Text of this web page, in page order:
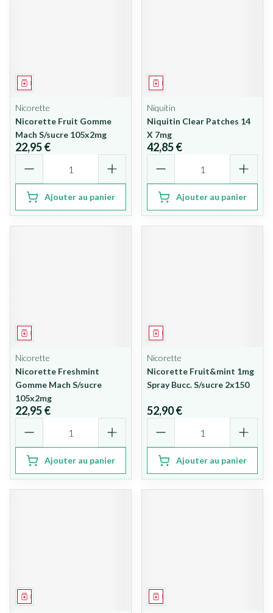
Médicament
Nicorette
Nicorette Fruit Gomme
Mach S/sucre 105x2mg
22,95 €
Ajouter au panier
Médicament
Niquitin
Niquitin Clear Patches 14
X 7mg
42,85 €
Ajouter au panier
Médicament
Nicorette
Nicorette Freshmint
Gomme Mach S/sucre
105x2mg
22,95 €
Ajouter au panier
Médicament
Nicorette
Nicorette Fruit&mint 1mg
Spray Bucc. S/sucre 2x150
52,90 €
Ajouter au panier
Médicament Médicament